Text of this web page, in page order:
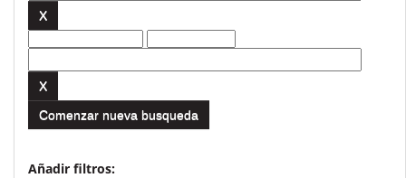
Comenzar nueva busqueda
Añadir filtros: